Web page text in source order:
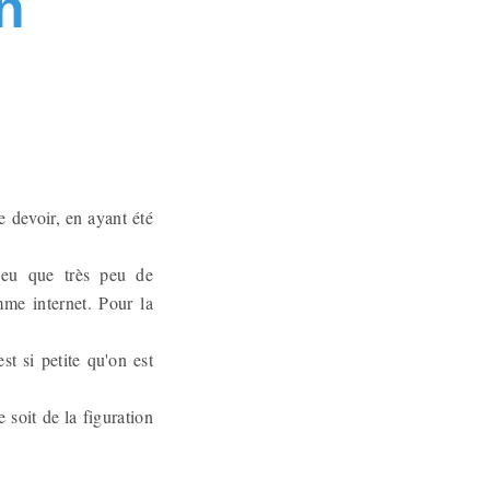
devoir, en ayant été
que très peu de
internet. Pour la
si petite qu'on est
soit de la figuration